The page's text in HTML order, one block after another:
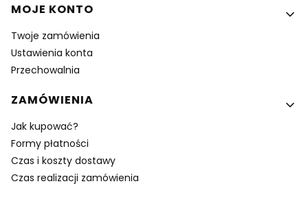
MOJE KONTO
Twoje zamówienia
Ustawienia konta
Przechowalnia
ZAMÓWIENIA
Jak kupować?
Formy płatności
Czas i koszty dostawy
Czas realizacji zamówienia